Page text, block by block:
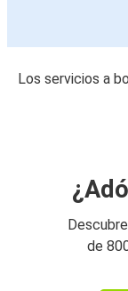
Los servicios a
de